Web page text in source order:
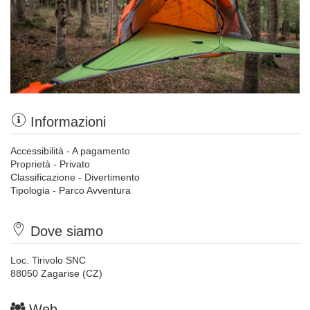
Informazioni
Accessibilità - A pagamento
Proprietà - Privato
Classificazione - Divertimento
Tipologia - Parco Avventura
Dove siamo
Loc. Tirivolo SNC
88050 Zagarise (CZ)